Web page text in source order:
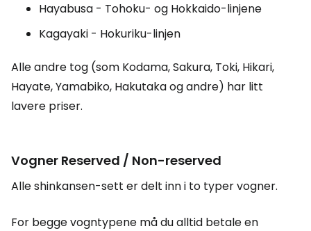
Hayabusa - Tohoku- og Hokkaido-linjene
Kagayaki - Hokuriku-linjen
Alle andre tog (som Kodama, Sakura, Toki, Hikari,
Hayate, Yamabiko, Hakutaka og andre) har litt
lavere priser.
Vogner Reserved / Non-reserved
Alle shinkansen-sett er delt inn i to typer vogner.
For begge vogntypene må du alltid betale en